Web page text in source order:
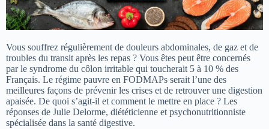
Vous souffrez régulièrement de douleurs abdominales, de gaz et de
troubles du transit après les repas ? Vous êtes peut être concernés
par le syndrome du côlon irritable qui toucherait 5 à 10 % des
Français. Le régime pauvre en FODMAPs serait l’une des
meilleures façons de prévenir les crises et de retrouver une digestion
apaisée. De quoi s’agit-il et comment le mettre en place ? Les
réponses de Julie Delorme, diététicienne et psychonutritionniste
spécialisée dans la santé digestive.